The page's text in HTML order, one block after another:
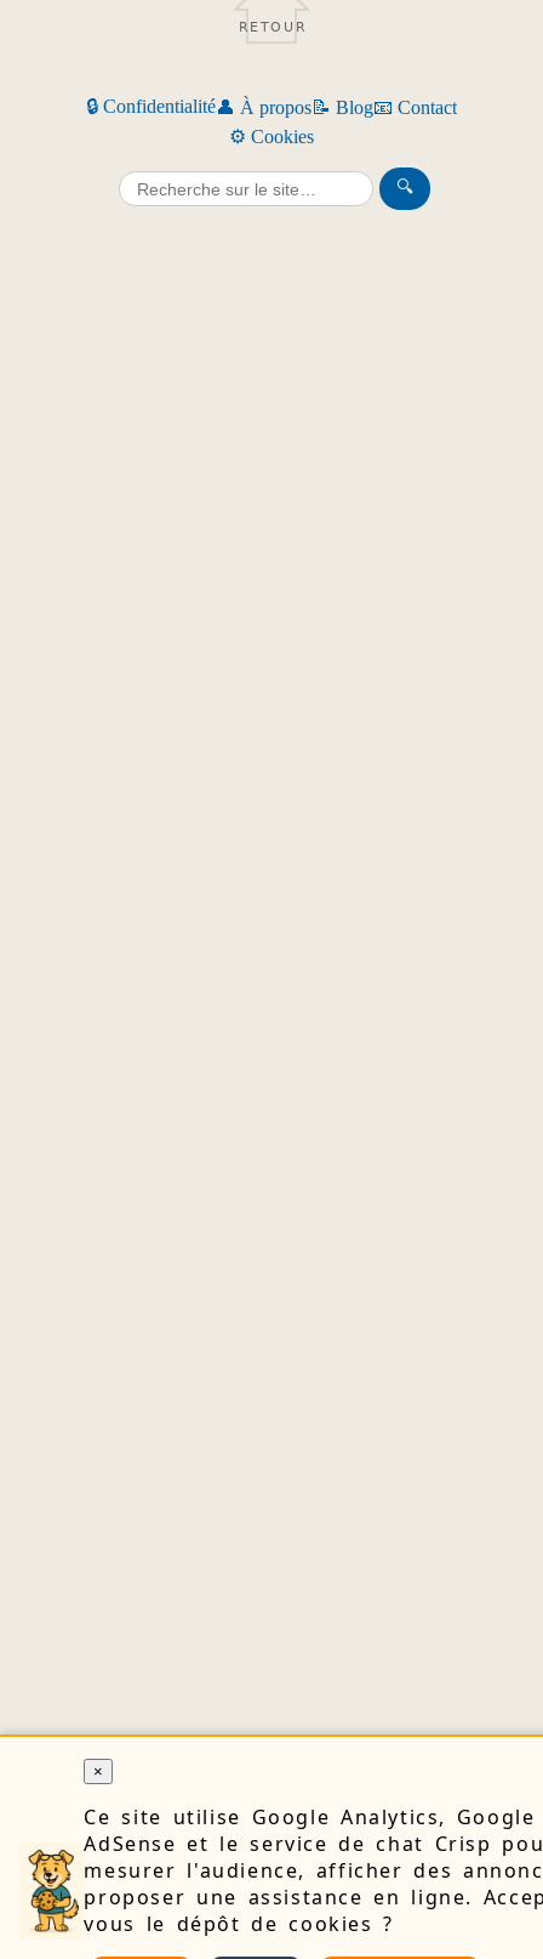
×
Ce site utilise Google Analytics, Google
AdSense et le service de chat Crisp
mesurer l'audience, afficher des
proposer une assistance en ligne.
vous le dépôt de cookies ?
RETOUR
🔒 Confidentialité👤 À propos📝 Blog📧 Contact
⚙️ Cookies
🔍